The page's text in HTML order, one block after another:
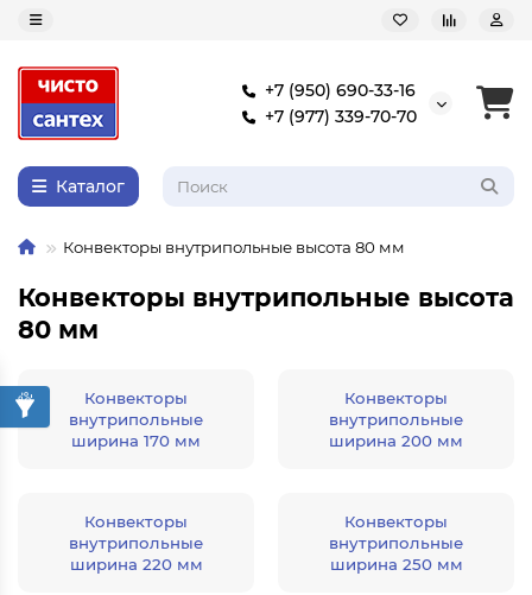
+7 (950) 690-33-16
+7 (977) 339-70-70
Каталог
Конвекторы внутрипольные высота 80 мм
Конвекторы внутрипольные высота
80 мм
Конвекторы
внутрипольные
ширина 170 мм
Конвекторы
внутрипольные
ширина 200 мм
Конвекторы
внутрипольные
ширина 220 мм
Конвекторы
внутрипольные
ширина 250 мм